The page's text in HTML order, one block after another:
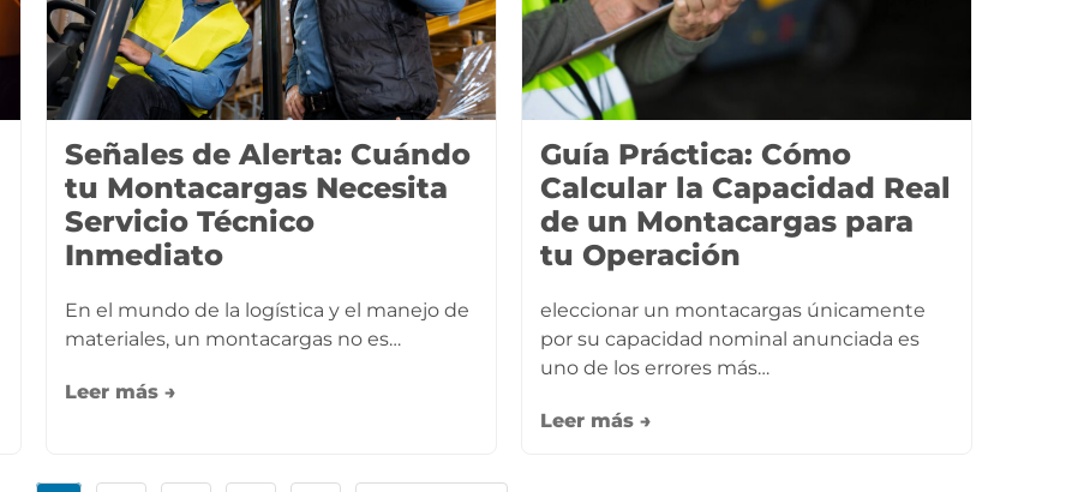
Señales de Alerta: Cuándo
tu Montacargas Necesita
Servicio Técnico
Inmediato
En el mundo de la logística y el manejo de
materiales, un montacargas no es…
Leer más →
Guía Práctica: Cómo
Calcular la Capacidad Real
de un Montacargas para
tu Operación
eleccionar un montacargas únicamente
por su capacidad nominal anunciada es
uno de los errores más…
Leer más →